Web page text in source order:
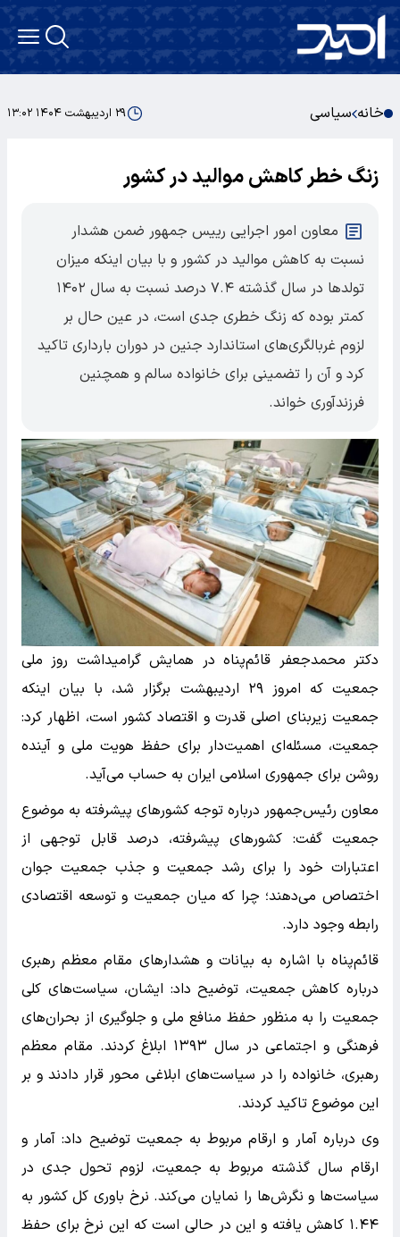
خانه سیاسی ۲۹ اردیبهشت ۱۴۰۴ ۱۳:۰۲
زنگ خطر کاهش موالید در کشور
معاون امور اجرایی رییس جمهور ضمن هشدار
نسبت به کاهش موالید در کشور و با بیان اینکه میزان
تولدها در سال گذشته ۷.۴ درصد نسبت به سال ۱۴۰۲
کمتر بوده که زنگ خطری جدی است، در عین حال بر
لزوم غربالگری‌های استاندارد جنین در دوران بارداری تاکید
کرد و آن را تضمینی برای خانواده سالم و همچنین
فرزندآوری خواند.
دکتر محمدجعفر قائم‌پناه در همایش گرامیداشت روز ملی
جمعیت که امروز ۲۹ اردیبهشت برگزار شد، با بیان اینکه
جمعیت زیربنای اصلی قدرت و اقتصاد کشور است، اظهار کرد:
جمعیت، مسئله‌ای اهمیت‌دار برای حفظ هویت ملی و آینده
روشن برای جمهوری اسلامی ایران به حساب می‌آید.
معاون رئیس‌جمهور درباره توجه کشورهای پیشرفته به موضوع
جمعیت گفت: کشورهای پیشرفته، درصد قابل توجهی از
اعتبارات خود را برای رشد جمعیت و جذب جمعیت جوان
اختصاص می‌دهند؛ چرا که میان جمعیت و توسعه اقتصادی
رابطه وجود دارد.
قائم‌پناه با اشاره به بیانات و هشدارهای مقام معظم رهبری
درباره کاهش جمعیت، توضیح داد: ایشان، سیاست‌های کلی
جمعیت را به منظور حفظ منافع ملی و جلوگیری از بحران‌های
فرهنگی و اجتماعی در سال ۱۳۹۳ ابلاغ کردند. مقام معظم
رهبری، خانواده را در سیاست‌های ابلاغی محور قرار دادند و بر
این موضوع تاکید کردند.
وی درباره آمار و ارقام مربوط به جمعیت توضیح داد: آمار و
ارقام سال گذشته مربوط به جمعیت، لزوم تحول جدی در
سیاست‌ها و نگرش‌ها را نمایان می‌کند. نرخ باوری کل کشور به
۱.۴۴ کاهش یافته و این در حالی است که این نرخ برای حفظ